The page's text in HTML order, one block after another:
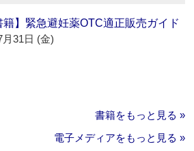
籍】緊急避妊薬OTC適正販売ガイド
月31日 (金)
書籍をもっと見る »
電子メディアをもっと見る »